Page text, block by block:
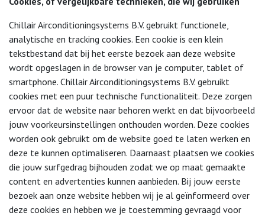
Chillair Airconditioningsystems B.V. gebruikt functionele,
analytische en tracking cookies. Een cookie is een klein
tekstbestand dat bij het eerste bezoek aan deze website
wordt opgeslagen in de browser van je computer, tablet of
smartphone. Chillair Airconditioningsystems B.V. gebruikt
cookies met een puur technische functionaliteit. Deze zorgen
ervoor dat de website naar behoren werkt en dat bijvoorbeeld
jouw voorkeursinstellingen onthouden worden. Deze cookies
worden ook gebruikt om de website goed te laten werken en
deze te kunnen optimaliseren. Daarnaast plaatsen we cookies
die jouw surfgedrag bijhouden zodat we op maat gemaakte
content en advertenties kunnen aanbieden. Bij jouw eerste
bezoek aan onze website hebben wij je al geïnformeerd over
deze cookies en hebben we je toestemming gevraagd voor